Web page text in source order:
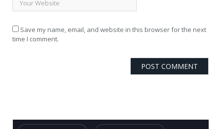
Save my name, email, and website in this browser for the next
time I comment.